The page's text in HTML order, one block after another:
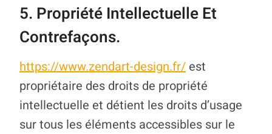
5. Propriété Intellectuelle Et
Contrefaçons.
https://www.zendart-design.fr/ est
propriétaire des droits de propriété
intellectuelle et détient les droits d’usage
sur tous les éléments accessibles sur le